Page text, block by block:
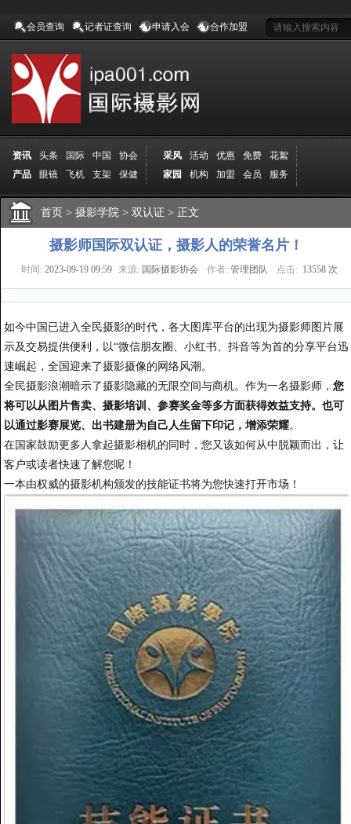
会员查询 记者证查询 申请入会 合作加盟
资讯 头条 国际 中国 协会 采风 活动 优惠 免费
花絮
产品
眼镜 飞机 支架 保健 家园 机构 加盟 会员
服务
地方
吉林 广西 山东 加拿大 空间 认证 寻友 发图
分享
学院
分院 导师 课程 报名 商城 推荐
媒体
记者 报纸 杂志 视频 展赛 赛事 展馆 直通车 更多
首页 > 摄影学院 > 双认证 > 正文
摄影师国际双认证，摄影人的荣誉名片！
时间: 2023-09-19 09:59 来源: 国际摄影协会 作者: 管理团队 点击: 13558 次
如今中国已进入全民摄影的时代，各大图库平台的出现为摄影师图片展
示及交易提供便利，以“微信朋友圈、小红书、抖音等为首的分享平台迅
速崛起，全国迎来了摄影摄像的网络风潮。
全民摄影浪潮暗示了摄影隐藏的无限空间与商机。作为一名摄影师， 您
将可以从图片售卖、摄影培训、参赛奖金等多方面获得效益支持。也可
以通过影赛展览、出书建册为自己人生留下印记，增添荣耀。
在国家鼓励更多人拿起摄影相机的同时，您又该如何从中脱颖而出，让
客户或读者快速了解您呢！
一本由权威的摄影机构颁发的技能证书将为您快速打开市场！